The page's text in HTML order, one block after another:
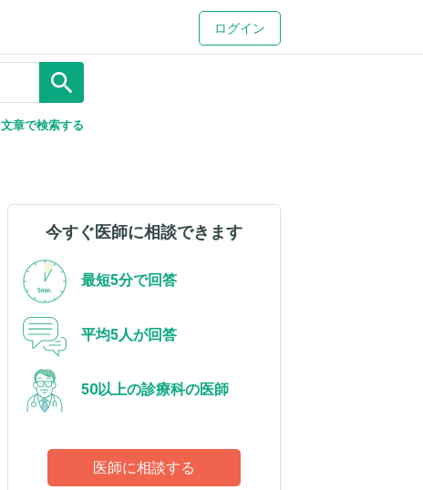
ログイン
search
文章で検索する
今すぐ医師に相談できます
最短5分で回答
平均5人が回答
50以上の診療科の医師
医師に相談する